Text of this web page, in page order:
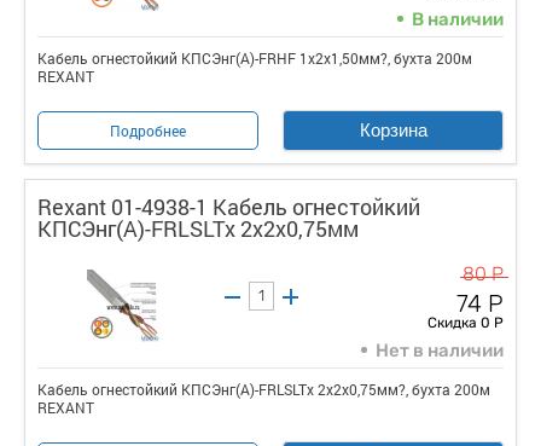
В наличии
Кабель огнестойкий КПСЭнг(А)-FRHF 1x2x1,50мм?, бухта 200м
REXANT
Подробнее Корзина
Rexant 01-4938-1 Кабель огнестойкий
КПСЭнг(А)-FRLSLTx 2x2x0,75мм
80 Р
74 Р
Скидка 0 Р
Нет в наличии
Кабель огнестойкий КПСЭнг(А)-FRLSLTx 2x2x0,75мм?, бухта 200м
REXANT